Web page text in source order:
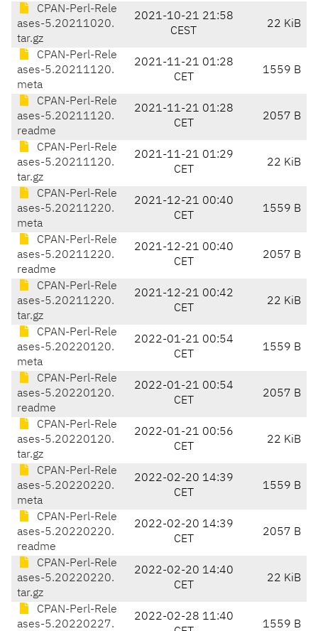
CPAN-Perl-Rele
ases-5.20211020.
tar.gz
2021-10-21 21:58
CEST
22 KiB
CPAN-Perl-Rele
ases-5.20211120.
meta
2021-11-21 01:28
CET
1559 B
CPAN-Perl-Rele
ases-5.20211120.
readme
2021-11-21 01:28
CET
2057 B
CPAN-Perl-Rele
ases-5.20211120.
tar.gz
2021-11-21 01:29
CET
22 KiB
CPAN-Perl-Rele
ases-5.20211220.
meta
2021-12-21 00:40
CET
1559 B
CPAN-Perl-Rele
ases-5.20211220.
readme
2021-12-21 00:40
CET
2057 B
CPAN-Perl-Rele
ases-5.20211220.
tar.gz
2021-12-21 00:42
CET
22 KiB
CPAN-Perl-Rele
ases-5.20220120.
meta
2022-01-21 00:54
CET
1559 B
CPAN-Perl-Rele
ases-5.20220120.
readme
2022-01-21 00:54
CET
2057 B
CPAN-Perl-Rele
ases-5.20220120.
tar.gz
2022-01-21 00:56
CET
22 KiB
CPAN-Perl-Rele
ases-5.20220220.
meta
2022-02-20 14:39
CET
1559 B
CPAN-Perl-Rele
ases-5.20220220.
readme
2022-02-20 14:39
CET
2057 B
CPAN-Perl-Rele
ases-5.20220220.
tar.gz
2022-02-20 14:40
CET
22 KiB
CPAN-Perl-Rele
ases-5.20220227.
2022-02-28 11:40
1559 B